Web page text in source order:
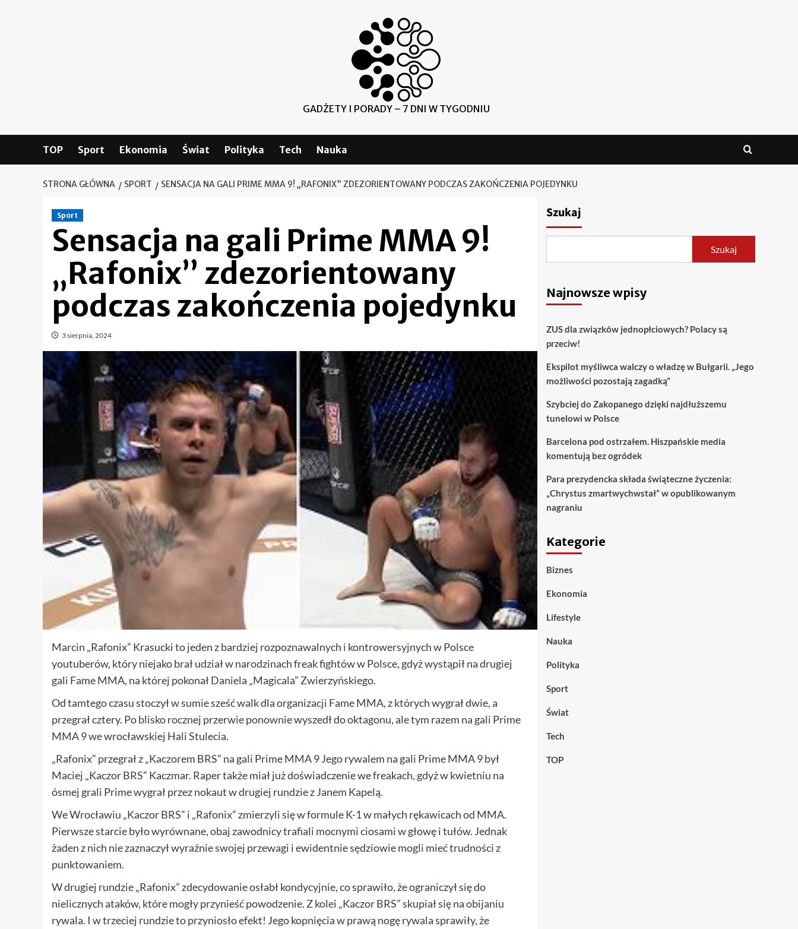
GADŻETY I PORADY – 7 DNI W TYGODNIU
TOP Sport Ekonomia Świat Polityka Tech Nauka
STRONA GŁÓWNA SPORT SENSACJA NA GALI PRIME MMA 9! „RAFONIX” ZDEZORIENTOWANY PODCZAS ZAKOŃCZENIA POJEDYNKU
Sport
Sensacja na gali Prime MMA 9!
„Rafonix” zdezorientowany
podczas zakończenia pojedynku
3 sierpnia, 2024
Marcin „Rafonix” Krasucki to jeden z bardziej rozpoznawalnych i kontrowersyjnych w Polsce
youtuberów, który niejako brał udział w narodzinach freak fightów w Polsce, gdyż wystąpił na drugiej
gali Fame MMA, na której pokonał Daniela „Magicala” Zwierzyńskiego.
Od tamtego czasu stoczył w sumie sześć walk dla organizacji Fame MMA, z których wygrał dwie, a
przegrał cztery. Po blisko rocznej przerwie ponownie wyszedł do oktagonu, ale tym razem na gali Prime
MMA 9 we wrocławskiej Hali Stulecia.
„Rafonix” przegrał z „Kaczorem BRS” na gali Prime MMA 9 Jego rywalem na gali Prime MMA 9 był
Maciej „Kaczor BRS” Kaczmar. Raper także miał już doświadczenie we freakach, gdyż w kwietniu na
ósmej grali Prime wygrał przez nokaut w drugiej rundzie z Janem Kapelą.
We Wrocławiu „Kaczor BRS” i „Rafonix” zmierzyli się w formule K-1 w małych rękawicach od MMA.
Pierwsze starcie było wyrównane, obaj zawodnicy trafiali mocnymi ciosami w głowę i tułów. Jednak
żaden z nich nie zaznaczył wyraźnie swojej przewagi i ewidentnie sędziowie mogli mieć trudności z
punktowaniem.
W drugiej rundzie „Rafonix” zdecydowanie osłabł kondycyjnie, co sprawiło, że ograniczył się do
nielicznych ataków, które mogły przynieść powodzenie. Z kolei „Kaczor BRS” skupiał się na obijaniu
rywala. I w trzeciej rundzie to przyniosło efekt! Jego kopnięcia w prawą nogę rywala sprawiły, że
Szukaj
Szukaj
Najnowsze wpisy
ZUS dla związków jednopłciowych? Polacy są
przeciw!
Ekspilot myśliwca walczy o władzę w Bułgarii. „Jego
możliwości pozostają zagadką”
Szybciej do Zakopanego dzięki najdłuższemu
tunelowi w Polsce
Barcelona pod ostrzałem. Hiszpańskie media
komentują bez ogródek
Para prezydencka składa świąteczne życzenia:
„Chrystus zmartwychwstał” w opublikowanym
nagraniu
Kategorie
Biznes
Ekonomia
Lifestyle
Nauka
Polityka
Sport
Świat
Tech
TOP